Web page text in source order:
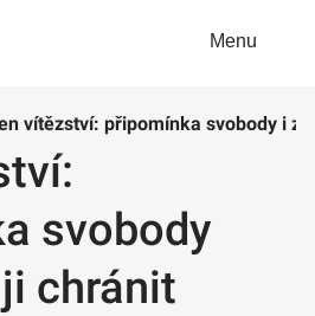
Menu
vítězství: připomínka svobody i
svobody
chránit